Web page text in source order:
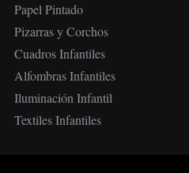
Papel Pintado
Pizarras y Corchos
Cuadros Infantiles
Alfombras Infantiles
Iluminación Infantil
Textiles Infantiles